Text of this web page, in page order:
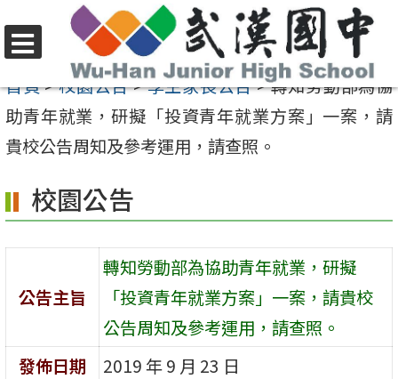
至
要
內
區
選
單
首頁>校園公告>學生家長公告>轉知勞動部為協
助青年就業，研擬「投資青年就業方案」一案，請
貴校公告周知及參考運用，請查照。
校園公告
公告主旨
轉知勞動部為協助青年就業，研擬
「投資青年就業方案」一案，請貴校
公告周知及參考運用，請查照。
發佈日期
2019 年 9 月 23 日